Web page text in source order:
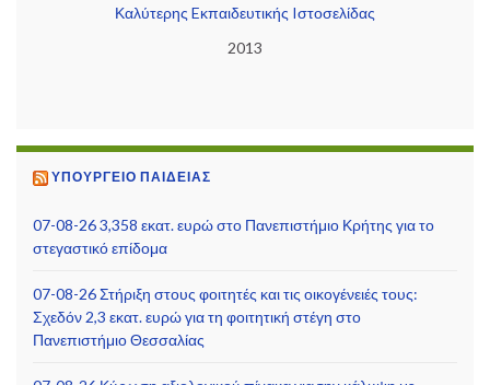
Καλύτερης Eκπαιδευτικής Iστοσελίδας
2013
ΥΠΟΥΡΓΕΊΟ ΠΑΙΔΕΊΑΣ
07-08-26 3,358 εκατ. ευρώ στο Πανεπιστήμιο Κρήτης για το
στεγαστικό επίδομα
07-08-26 Στήριξη στους φοιτητές και τις οικογένειές τους:
Σχεδόν 2,3 εκατ. ευρώ για τη φοιτητική στέγη στο
Πανεπιστήμιο Θεσσαλίας